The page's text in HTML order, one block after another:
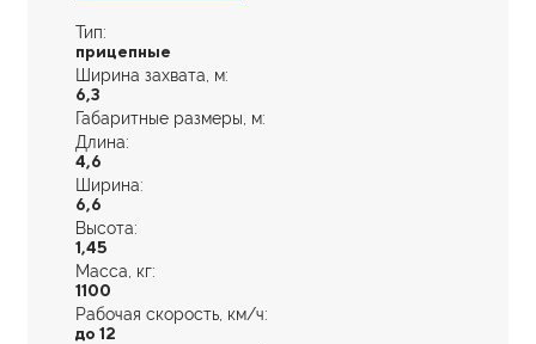
Тип:
прицепные
Ширина захвата, м:
6,3
Габаритные размеры, м:
Длина:
4,6
Ширина:
6,6
Высота:
1,45
Масса, кг:
1100
Рабочая скорость, км/ч:
до 12